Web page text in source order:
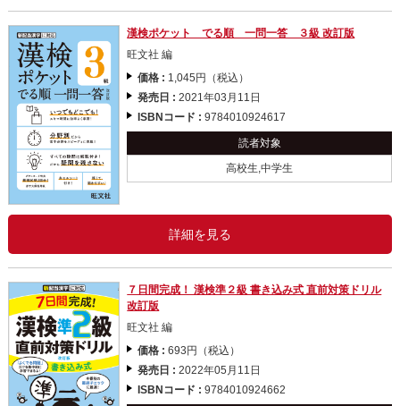
漢検ポケット でる順 一問一答 ３級 改訂版
旺文社 編
価格 : 1,045円（税込）
発売日 :2021年03月11日
ISBNコード :9784010924617
読者対象
高校生,中学生
詳細を見る
７日間完成！ 漢検準２級 書き込み式 直前対策ドリル
改訂版
旺文社 編
価格 :693円（税込）
発売日 :2022年05月11日
ISBNコード :9784010924662